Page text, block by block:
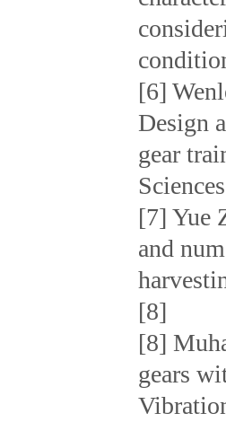
[6]
Design
gear
[7] Yue
and
[8]
[8]
gears